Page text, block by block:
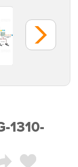
1310-